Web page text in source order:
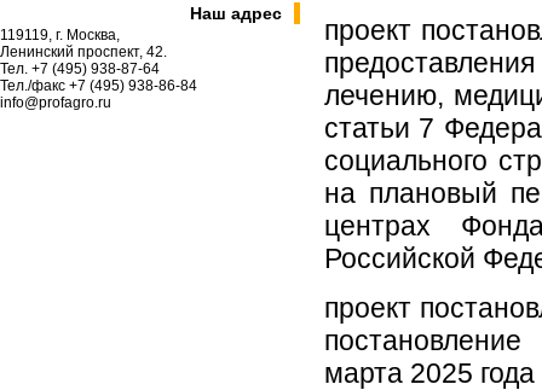
Наш адрес
119119, г. Москва,
Ленинский проспект, 42.
Тел. +7 (495) 938-87-64
Тел./факс +7 (495) 938-86-84
info@profagro.ru
проект
лечению,
статьи 7
социального
на плановый
центрах
Российской
проект
марта 2025